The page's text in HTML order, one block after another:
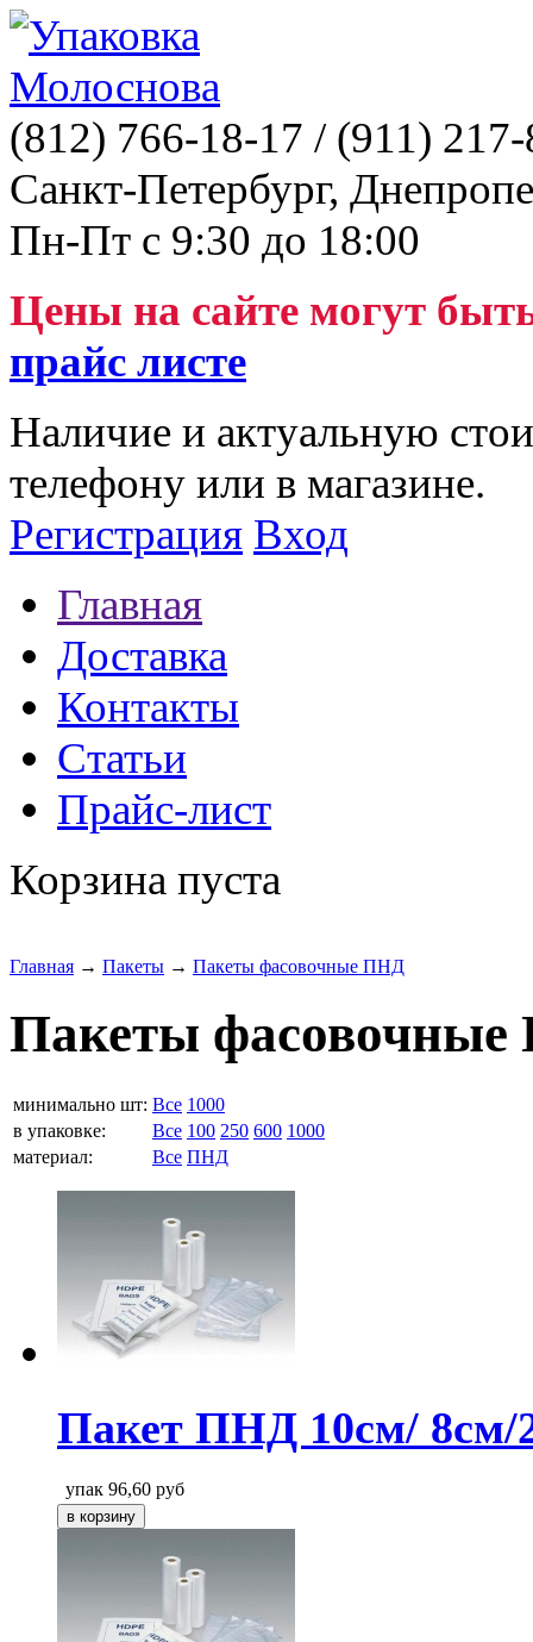
(812) 766-18-17 / (911)
Санкт-Петербург,
Пн-Пт с 9:30 до 18:00
Цены на сайте могут
прайс листе
Наличие и актуальную
телефону или в магазине.
Регистрация Вход
Главная
Доставка
Контакты
Статьи
Прайс-лист
Корзина пуста
Главная → Пакеты → Пакеты фасовочные ПНД
Пакеты
минимально шт: Все 1000
в упаковке:
Все 100 250 600 1000
материал:
Все ПНД
Пакет ПНД 10см/ 8см/
упак 96,60 руб